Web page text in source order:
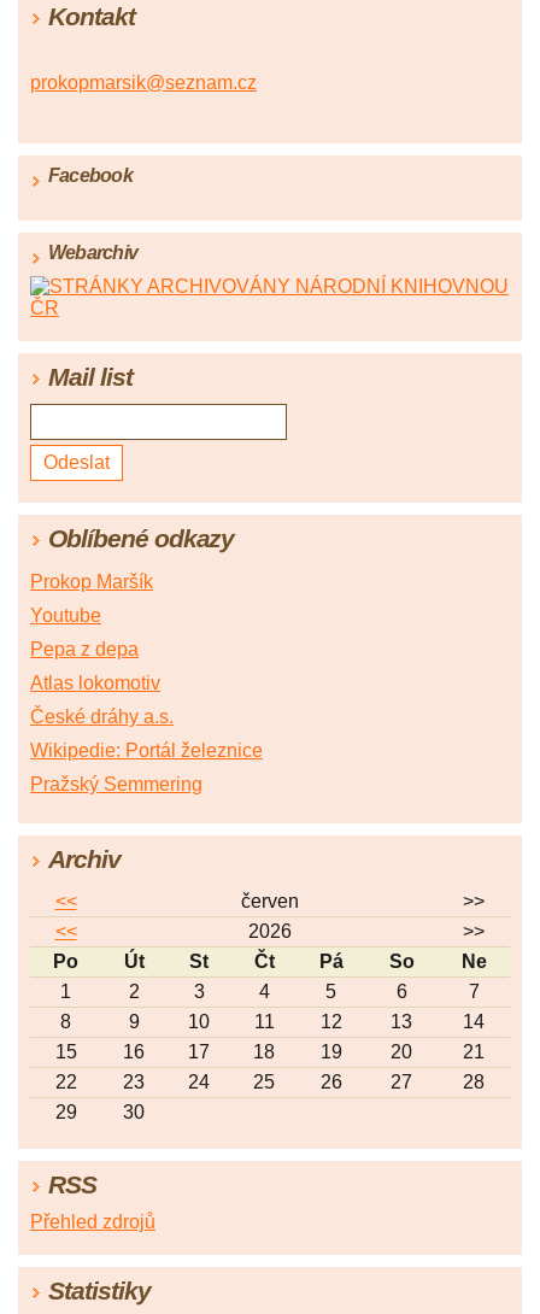
Kontakt
prokopmarsik@seznam.cz
Facebook
Webarchiv
Mail list
Oblíbené odkazy
Prokop Maršík
Youtube
Pepa z depa
Atlas lokomotiv
České dráhy a.s.
Wikipedie: Portál železnice
Pražský Semmering
Archiv
<< červen
>>
<<
2026
>>
Po
Út St Čt Pá So
Ne
1
2 3 4 5 6
7
8
9 10 11 12 13
14
15
16 17 18 19 20
21
22
23 24 25 26 27
28
29
30
RSS
Přehled zdrojů
Statistiky